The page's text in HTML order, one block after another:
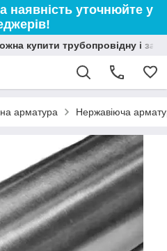
наявність уточнюйте у
купити трубопровідну і
арматура Нержавіюча